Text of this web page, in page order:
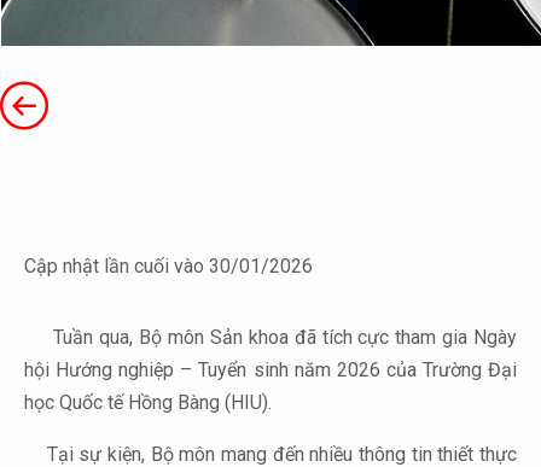
Cập nhật lần cuối vào 30/01/2026
Tuần qua, Bộ môn Sản khoa đã tích cực tham gia Ngày
hội Hướng nghiệp – Tuyển sinh năm 2026 của Trường Đại
học Quốc tế Hồng Bàng (HIU).
Tại sự kiện, Bộ môn mang đến nhiều thông tin thiết thực